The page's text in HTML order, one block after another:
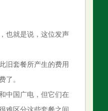
也就是说，这位发声
旧套餐所产生的费用
了。
中国广电，但它们在